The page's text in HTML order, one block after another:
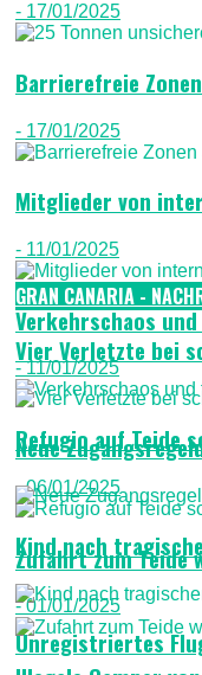
- 17/01/2025
Barrierefreie
- 17/01/2025
Mitglieder von
- 11/01/2025
Verkehrschaos
- 11/01/2025
Refugio auf Teide
- 06/01/2025
Zufahrt zum Teide
- 01/01/2025
GRAN CANARIA -
Vier Verletzte bei
Neue
Kind nach
Unregistriertes